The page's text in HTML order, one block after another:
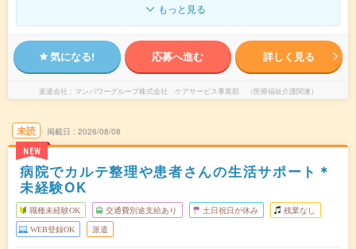
もっと見る
気になる! 応募へ進む 詳しく見る
派遣会社 マンパワーグループ株式会社 ケアサービス事業部 （医療福祉介護関連）
未読
NEW
掲載日 2026/08/08
病院でカルテ整理や患者さんの生活サポート＊
未経験OK
職種未経験OK 交通費別途支給あり 土日祝日が休み 残業なし
WEB登録OK 派遣